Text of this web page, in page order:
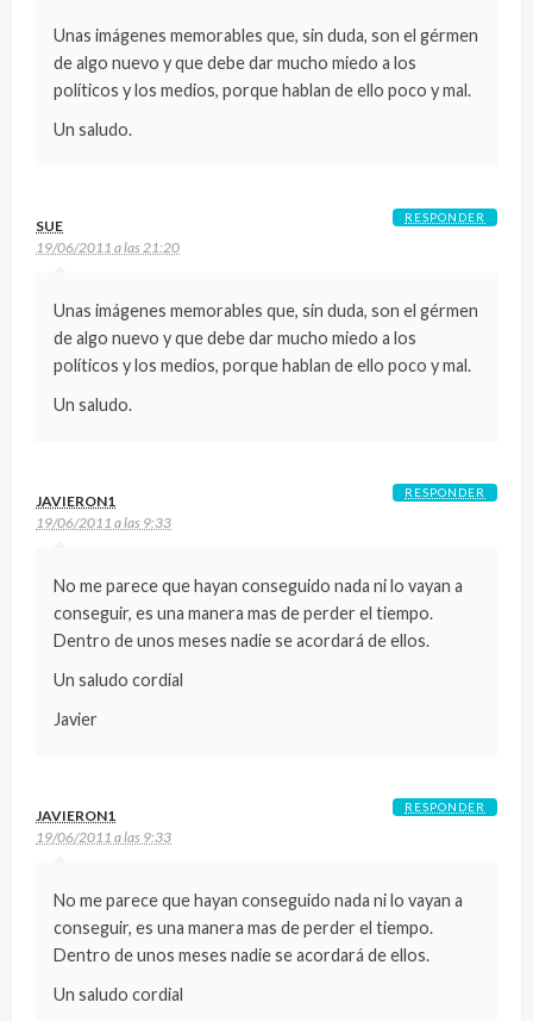
Unas imágenes memorables que, sin duda, son el gérmen
de algo nuevo y que debe dar mucho miedo a los
políticos y los medios, porque hablan de ello poco y mal.
Un saludo.
SUE
19/06/2011 a las 21:20
Unas imágenes memorables que, sin duda, son el gérmen
de algo nuevo y que debe dar mucho miedo a los
políticos y los medios, porque hablan de ello poco y mal.
Un saludo.
RESPONDER
JAVIERON1
19/06/2011 a las 9:33
No me parece que hayan conseguido nada ni lo vayan a
conseguir, es una manera mas de perder el tiempo.
Dentro de unos meses nadie se acordará de ellos.
Un saludo cordial
Javier
RESPONDER
JAVIERON1
19/06/2011 a las 9:33
No me parece que hayan conseguido nada ni lo vayan a
conseguir, es una manera mas de perder el tiempo.
Dentro de unos meses nadie se acordará de ellos.
Un saludo cordial
RESPONDER